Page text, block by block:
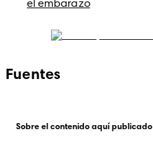
el embarazo
Fuentes
Sobre el contenido aquí publicado